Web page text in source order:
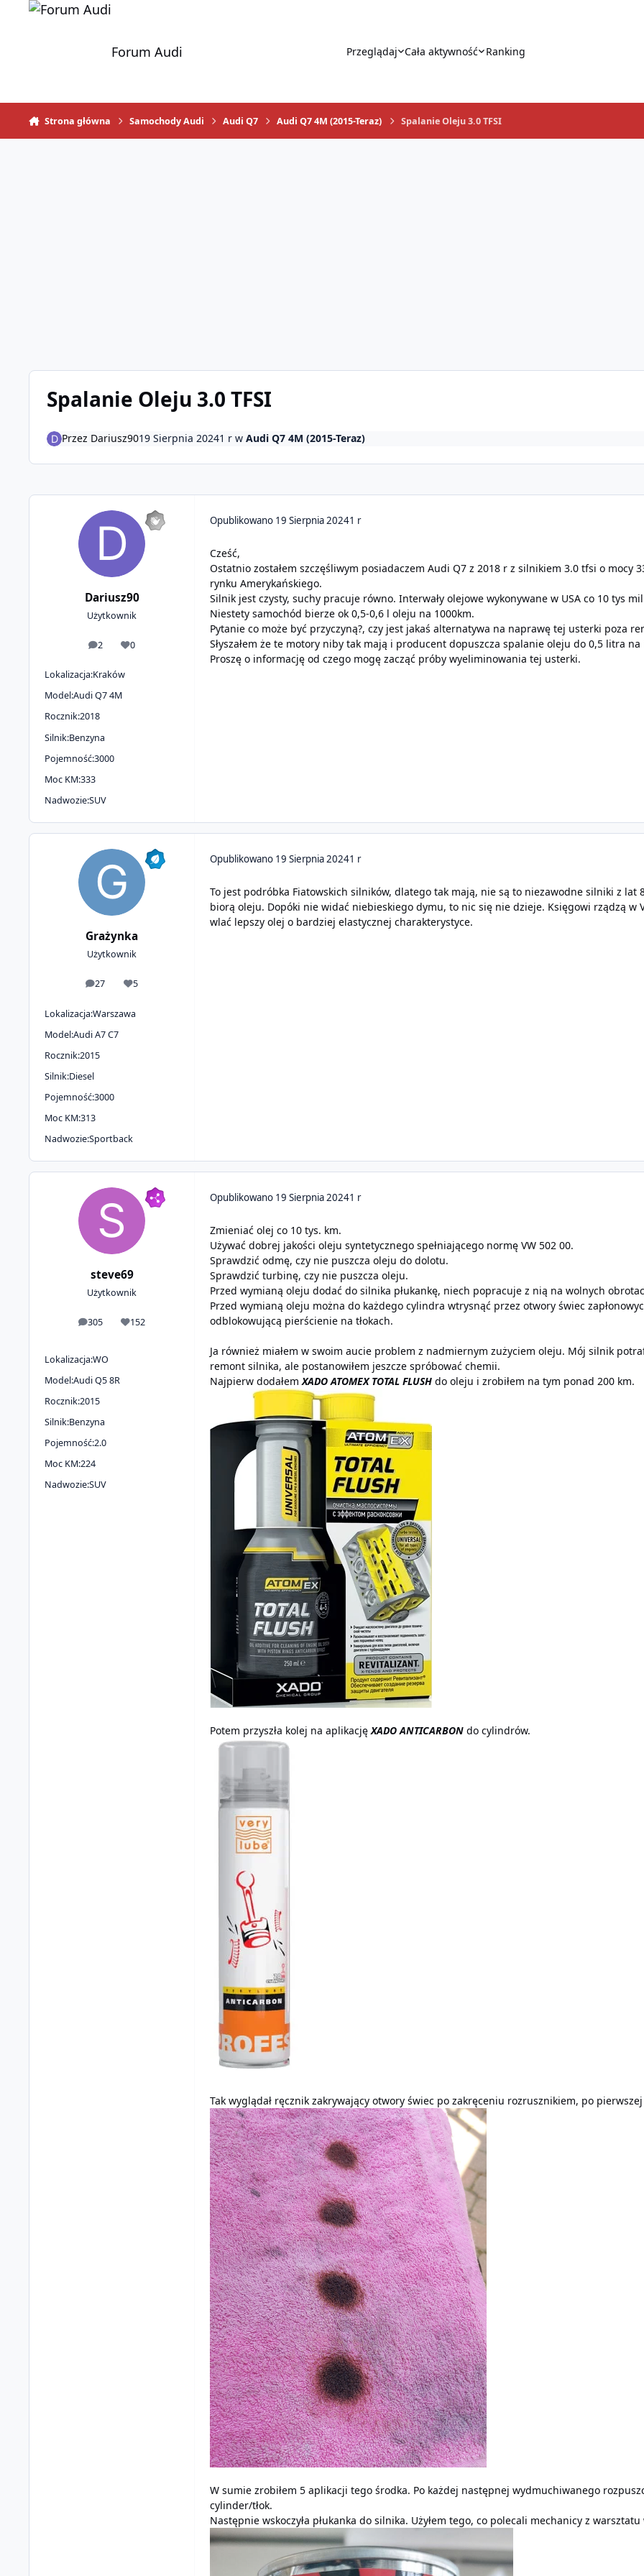
Skocz do zawartości
Forum Audi Przeglądaj Cała aktywność Ranking
Strona główna Samochody Audi Audi Q7 Audi Q7 4M (2015-Teraz) Spalanie Oleju 3.0 TFSI
Spalanie Oleju 3.0 TFSI
Przez Dariusz9019 Sierpnia 20241 r w Audi Q7 4M (2015-Teraz)
Dariusz90
Użytkownik
2
odpowiedzi
0
Reputacja
Lokalizacja:Kraków
Model:Audi Q7 4M
Rocznik:2018
Silnik:Benzyna
Pojemność:3000
Moc KM:333
Nadwozie:SUV
Opublikowano 19 Sierpnia 20241 r
Cześć,
Ostatnio zostałem szczęśliwym posiadaczem Audi Q7 z 2018 r z silnikiem 3.0 tfsi o mocy
rynku Amerykańskiego.
Silnik jest czysty, suchy pracuje równo. Interwały olejowe wykonywane w USA co 10 tys
Niestety samochód bierze ok 0,5-0,6 l oleju na 1000km.
Pytanie co może być przyczyną?, czy jest jakaś alternatywa na naprawę tej usterki poza
Słyszałem że te motory niby tak mają i producent dopuszcza spalanie oleju do 0,5 litra
Proszę o informację od czego mogę zacząć próby wyeliminowania tej usterki.
Grażynka
Użytkownik
27
odpowiedzi
5
Reputacja
Lokalizacja:Warszawa
Model:Audi A7 C7
Rocznik:2015
Silnik:Diesel
Pojemność:3000
Moc KM:313
Nadwozie:Sportback
Opublikowano 19 Sierpnia 20241 r
To jest podróbka Fiatowskich silników, dlatego tak mają, nie są to niezawodne silniki z lat
biorą oleju. Dopóki nie widać niebieskiego dymu, to nic się nie dzieje. Księgowi rządzą w
wlać lepszy olej o bardziej elastycznej charakterystyce.
steve69
Użytkownik
305
odpowiedzi152
Reputacja
Lokalizacja:WO
Model:Audi Q5 8R
Rocznik:2015
Silnik:Benzyna
Pojemność:2.0
Moc KM:224
Nadwozie:SUV
Opublikowano 19 Sierpnia 20241 r
Zmieniać olej co 10 tys. km.
Używać dobrej jakości oleju syntetycznego spełniającego normę VW 502 00.
Sprawdzić odmę, czy nie puszcza oleju do dolotu.
Sprawdzić turbinę, czy nie puszcza oleju.
Przed wymianą oleju dodać do silnika płukankę, niech popracuje z nią na wolnych
Przed wymianą oleju można do każdego cylindra wtrysnąć przez otwory świec
odblokowującą pierścienie na tłokach.
Ja również miałem w swoim aucie problem z nadmiernym zużyciem oleju. Mój silnik
remont silnika, ale postanowiłem jeszcze spróbować chemii.
Najpierw dodałemXADO ATOMEX TOTAL FLUSH do oleju i zrobiłem na tym ponad 200 km.
Potem przyszła kolej na aplikacjęXADO ANTICARBON do cylindrów.
Tak wyglądał ręcznik zakrywający otwory świec po zakręceniu rozrusznikiem, po
W sumie zrobiłem 5 aplikacji tego środka. Po każdej następnej wydmuchiwanego
cylinder/tłok.
Następnie wskoczyła płukanka do silnika. Użyłem tego, co polecali mechanicy z